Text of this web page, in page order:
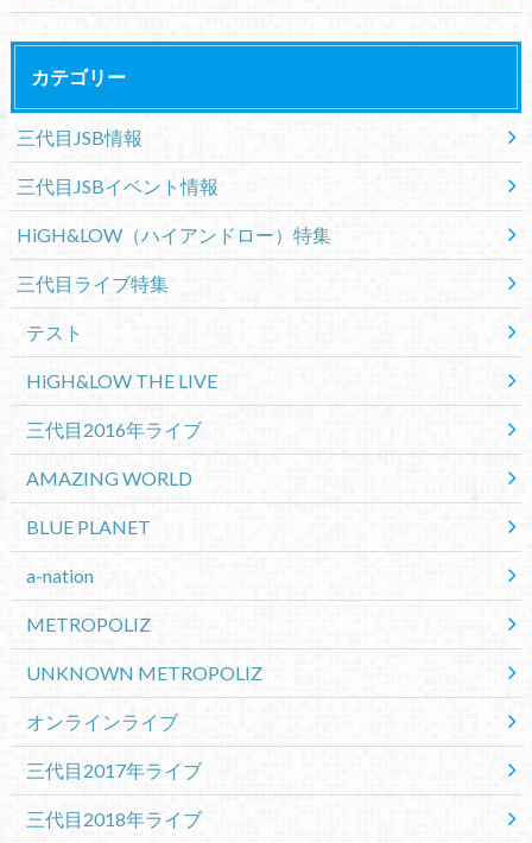
カテゴリー
三代目JSB情報
三代目JSBイベント情報
HiGH&LOW（ハイアンドロー）特集
三代目ライブ特集
テスト
HiGH&LOW THE LIVE
三代目2016年ライブ
AMAZING WORLD
BLUE PLANET
a-nation
METROPOLIZ
UNKNOWN METROPOLIZ
オンラインライブ
三代目2017年ライブ
三代目2018年ライブ